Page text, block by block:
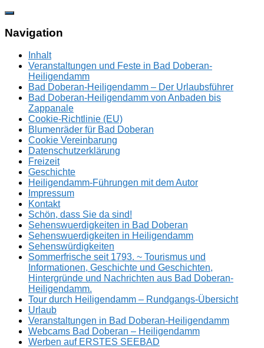
Zum
springen
Navigation
Inhalt
Veranstaltungen und Feste in Bad Doberan-
Heiligendamm
Bad Doberan-Heiligendamm – Der Urlaubsführer
Bad Doberan-Heiligendamm von Anbaden bis
Zappanale
Cookie-Richtlinie (EU)
Blumenräder für Bad Doberan
Cookie Vereinbarung
Datenschutzerklärung
Freizeit
Geschichte
Heiligendamm-Führungen mit dem Autor
Impressum
Kontakt
Schön, dass Sie da sind!
Sehenswuerdigkeiten in Bad Doberan
Sehenswuerdigkeiten in Heiligendamm
Sehenswürdigkeiten
Sommerfrische seit 1793. ~ Tourismus und
Informationen, Geschichte und Geschichten,
Hintergründe und Nachrichten aus Bad Doberan-
Heiligendamm.
Tour durch Heiligendamm – Rundgangs-Übersicht
Urlaub
Veranstaltungen in Bad Doberan-Heiligendamm
Webcams Bad Doberan – Heiligendamm
Werben auf ERSTES SEEBAD